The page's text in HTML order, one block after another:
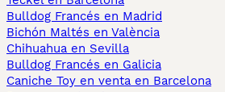
Bulldog Francés en Madrid
Bichón Maltés en València
Chihuahua en Sevilla
Bulldog Francés en Galicia
Caniche Toy en venta en Barcelona